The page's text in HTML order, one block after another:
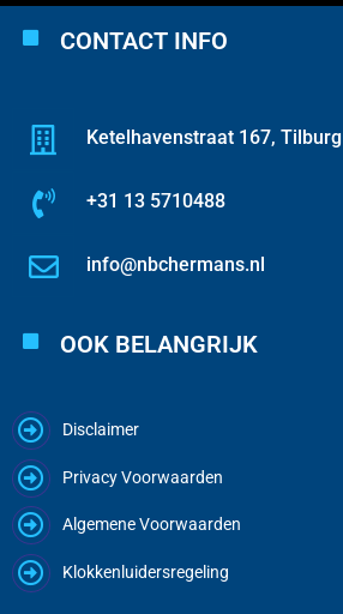
CONTACT INFO
Ketelhavenstraat 167, Tilburg
+31 13 5710488
info@nbchermans.nl
OOK BELANGRIJK
Disclaimer
Privacy Voorwaarden
Algemene Voorwaarden
Klokkenluidersregeling